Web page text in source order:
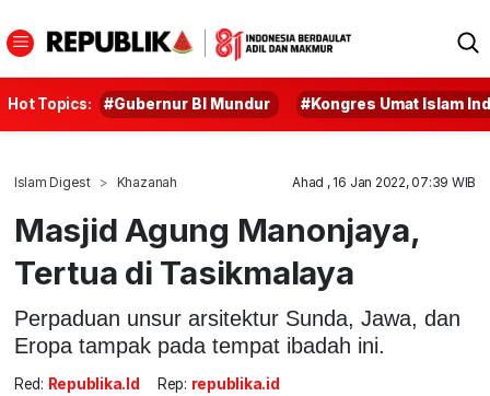
Hot Topics: #Gubernur BI Mundur #Kongres Umat Islam
Islam Digest Khazanah Ahad , 16 Jan 2022, 07:39 WIB
Masjid Agung Manonjaya,
Tertua di Tasikmalaya
Perpaduan unsur arsitektur Sunda, Jawa, dan
Eropa tampak pada tempat ibadah ini.
Red: Republika.id Rep: republika.id